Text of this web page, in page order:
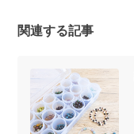
関連する記事